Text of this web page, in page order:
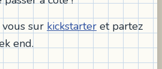
sur kickstarter et partez
end.